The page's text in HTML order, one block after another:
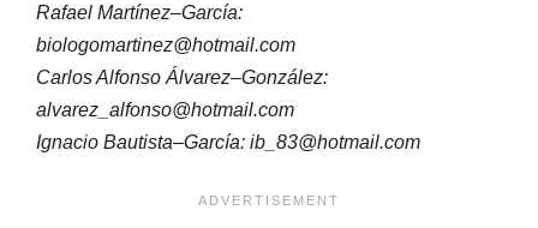
Rafael Martínez–García:
biologomartinez@hotmail.com
Carlos Alfonso Álvarez–González:
alvarez_alfonso@hotmail.com
Ignacio Bautista–García: ib_83@hotmail.com